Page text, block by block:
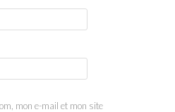
mon e-mail et mon site